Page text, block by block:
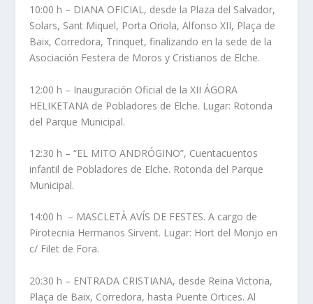
10:00 h – DIANA OFICIAL, desde la Plaza del Salvador,
Solars, Sant Miquel, Porta Oriola, Alfonso XII, Plaça de
Baix, Corredora, Trinquet, finalizando en la sede de la
Asociación Festera de Moros y Cristianos de Elche.
12:00 h – Inauguración Oficial de la XII ÁGORA
HELIKETANA de Pobladores de Elche. Lugar: Rotonda
del Parque Municipal.
12:30 h – “EL MITO ANDRÓGINO”, Cuentacuentos
infantil de Pobladores de Elche. Rotonda del Parque
Municipal.
14:00 h – MASCLETÀ AVÍS DE FESTES. A cargo de
Pirotecnia Hermanos Sirvent. Lugar: Hort del Monjo en
c/ Filet de Fora.
20:30 h – ENTRADA CRISTIANA, desde Reina Victoria,
Plaça de Baix, Corredora, hasta Puente Ortices. Al